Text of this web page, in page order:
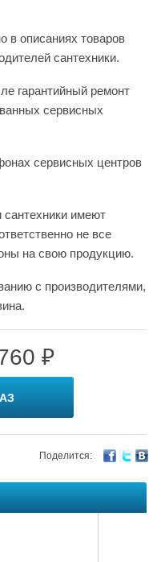
в описаниях товаров
сантехники.
гарантийный ремонт
сервисных
сервисных центров
имеют
не все
на свою продукцию.
с производителями,
₽
Поделится: